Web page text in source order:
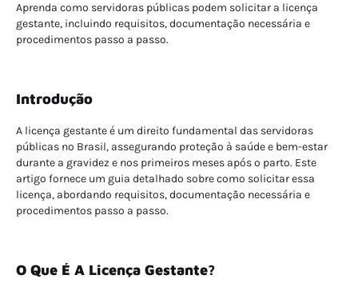
Aprenda como servidoras públicas podem solicitar a licença
gestante, incluindo requisitos, documentação necessária e
procedimentos passo a passo.
Introdução
A licença gestante é um direito fundamental das servidoras
públicas no Brasil, assegurando proteção à saúde e bem-estar
durante a gravidez e nos primeiros meses após o parto. Este
artigo fornece um guia detalhado sobre como solicitar essa
licença, abordando requisitos, documentação necessária e
procedimentos passo a passo.
O Que É A Licença Gestante?